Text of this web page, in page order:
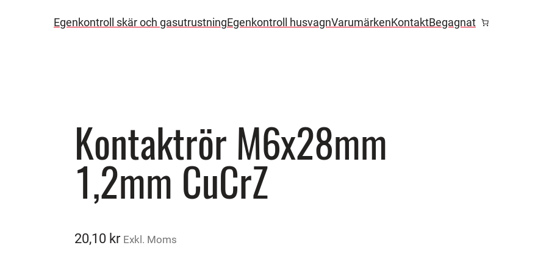
Egenkontroll skär och gasutrustningEgenkontroll husvagnVarumärkenKontaktBegagnat
Kontaktrör M6x28mm
1,2mm CuCrZ
20,10 kr Exkl. Moms